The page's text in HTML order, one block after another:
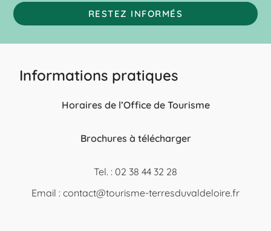
RESTEZ INFORMÉS
Informations pratiques
Horaires de l’Office de Tourisme
Brochures à télécharger
Tel. : 02 38 44 32 28
Email : contact@tourisme-terresduvaldeloire.fr